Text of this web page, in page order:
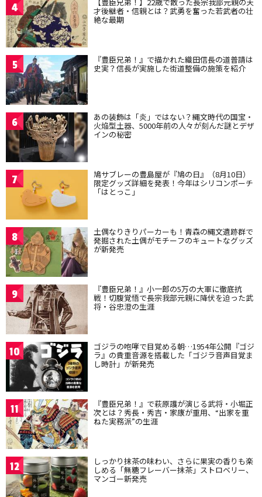
4 才後継者・信親とは？武勇を奮った若武者の壮
絶な最期
5 『豊臣兄弟！』で描かれた織田信長の道普請は
史実？信長が実施した街道整備の施策を紹介
6 あの装飾は「炎」ではない？縄文時代の国宝・
火焔型土器、5000年前の人々が刻んだ謎とデザ
インの秘密
7 鳩サブレーの豊島屋が『鳩の日』（8月10日）
限定グッズ詳細を発表！今年はシリコンポーチ
「はとっこ」
8 土偶なりきりパーカーも！青森の縄文遺跡群で
発掘された土偶がモチーフのキュートなグッズ
が新発売
9 『豊臣兄弟！』小一郎の5万の大軍に徹底抗
戦！切腹覚悟で長宗我部元親に降伏を迫った武
将・谷忠澄の生涯
10 ゴジラの咆哮で目覚める朝…1954年公開『ゴジ
ラ』の貴重音源を搭載した「ゴジラ音声目覚ま
し時計」が新発売
11 『豊臣兄弟！』で萩原護が演じる武将・小堀正
次とは？秀長・秀吉・家康が重用、“出家を重
ねた実務派”の生涯
12 しっかり抹茶の味わい、さらに果実の香りも楽
しめる「無糖フレーバー抹茶」ストロベリー、
マンゴー新発売